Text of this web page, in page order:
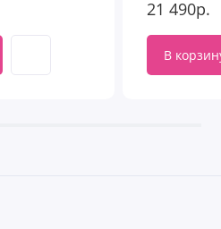
21 490р.
В